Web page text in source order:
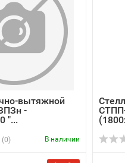
вытяжной
-
"...
(0) В наличии